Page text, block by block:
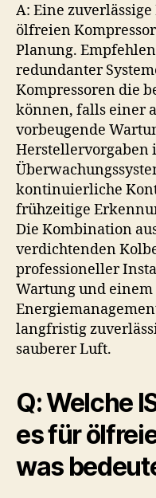
A: Eine
ölfreien
Planung.
redundanter
Kompressoren die
können, falls einer
vorbeugende
Herstellervorgaben
kontinuierliche
frühzeitige
Die Kombination
verdichtenden
professioneller
Wartung und
langfristig
sauberer Luft.
Q: Welche
es für
was